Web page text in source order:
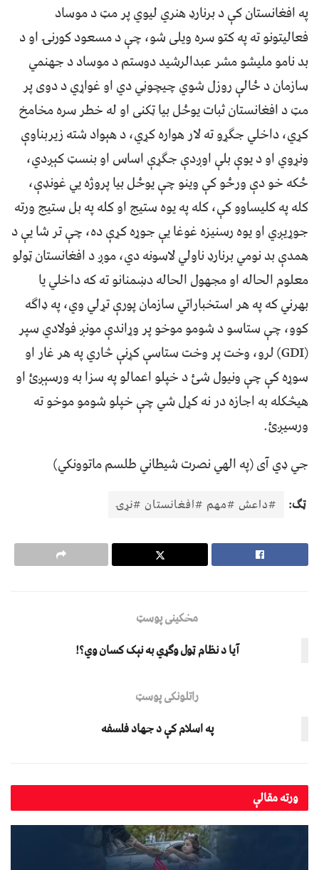
په افغانستان کې د برنارډ هنري لیوي پر مټ د موساد
فعالیتونو ته په کتو سره ویلی شو، چې د مسعود کورنۍ او د
بد نامو ملیشو مشر عبدالرشید دوستم د موساد د جهنمي
سازمان د ځالې روزل شوي چیچوڼي دي او غواړي د دوی پر
مټ د افغانستان ثبات یوځل بیا ټکنی او له خطر سره مخامخ
کړي، داخلي جګړو ته لار هواره کړي، د هېواد شته زیربناوې
ونړوي او د یوې بلې اوږدې جګړې اساس او بنسټ کېږدي،
ځکه خو دې ورځو کې وینو چې یوځل بیا پروژه یي غونډې،
کله په کلیساوو کې، کله په یوه ستیج او کله په بل ستیج ورته
جوړیږي او یوه رسنیزه غوغا یې جوړه کړې ده، چې تر شا یې د
همدې بد نومي برنارډ ناولي لاسونه دي، موږ د افغانستان ټولو
معلوم الحاله او مجهول الحاله دښمنانو ته که داخلي یا
بهرني که په هر استخباراتي سازمان پورې تړلي وي، په ډاګه
کوو، چې ستاسو د شومو موخو پر وړاندې مونږ فولادي سپر
(GDI) لرو، وخت پر وخت ستاسې کړنې څاري په هر غار او
سوړه کې چې ونیول شئ د خپلو اعمالو په سزا به ورسېږئ او
هیڅکله به اجازه در نه کړل شي چې خپلو شومو موخو ته
ورسیږئ.
جي ډي آی (په الهي نصرت شیطاني طلسم ماتوونکي)
ټګ: #داعش #مهم #افغانستان #نړۍ
مخکینی پوسټ
آیا د نظام ټول وګړي به نېک کسان وي؟!
راتلونکی پوسټ
په اسلام کې د جهاد فلسفه
ورتهمقالې